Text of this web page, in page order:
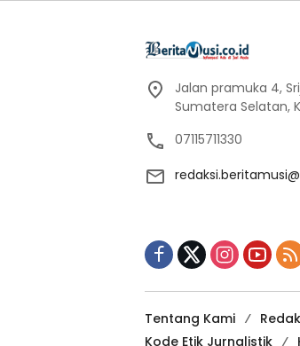
Jalan pramuka 4,
Sumatera Selatan,
07115711330
Tentang Kami
Kode Etik Jurnalistik